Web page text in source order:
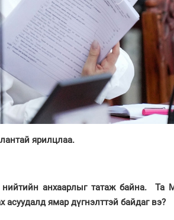
ярилцлаа.
анхаарлыг татаж байна. Та
асуудалд ямар дүгнэлттэй байдаг вэ?